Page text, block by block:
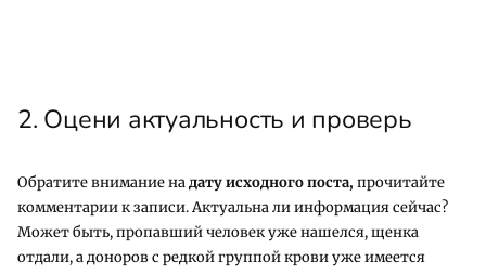
2. Оцени актуальность и проверь
Обратите внимание надату исходного поста, прочитайте
комментарии к записи. Актуальна ли информация сейчас?
Может быть, пропавший человек уже нашелся, щенка
отдали, а доноров с редкой группой крови уже имеется